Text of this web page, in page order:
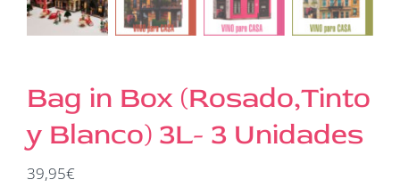
Bag in Box (Rosado,Tinto
y Blanco) 3L- 3 Unidades
39,95€